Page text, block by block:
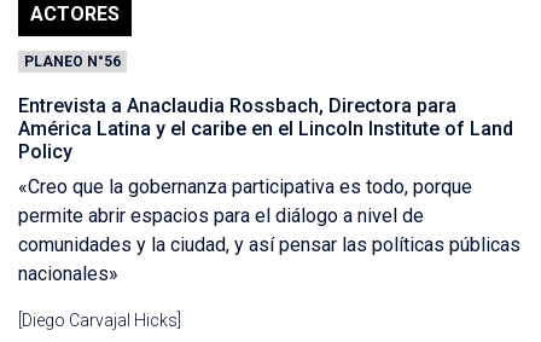
ACTORES
PLANEO N°56
Entrevista a Anaclaudia Rossbach, Directora para
América Latina y el caribe en el Lincoln Institute of Land
Policy
«Creo que la gobernanza participativa es todo, porque
permite abrir espacios para el diálogo a nivel de
comunidades y la ciudad, y así pensar las políticas públicas
nacionales»
[Diego Carvajal Hicks]